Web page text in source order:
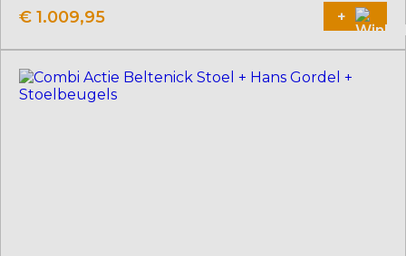
€ 1.009,95 +
weist
mehrere
Die
Optionen